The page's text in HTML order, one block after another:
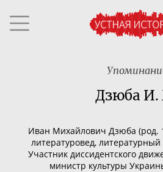
Дзюба
Иван Михайлович Дзюба (род.
литературовед, литературный
Участник диссидентского
министр культуры